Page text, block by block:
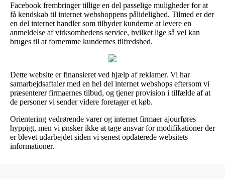
Facebook frembringer tillige en del passelige muligheder for at
få kendskab til internet webshoppens pålidelighed. Tilmed er der
en del internet handler som tilbyder kunderne at levere en
anmeldelse af virksomhedens service, hvilket lige så vel kan
bruges til at fornemme kundernes tilfredshed.
Dette website er finansieret ved hjælp af reklamer. Vi har
samarbejdsaftaler med en hel del internet webshops eftersom vi
præsenterer firmaernes tilbud, og tjener provision i tilfælde af at
de personer vi sender videre foretager et køb.
Orientering vedrørende varer og internet firmaer ajourføres
hyppigt, men vi ønsker ikke at tage ansvar for modifikationer der
er blevet udarbejdet siden vi senest opdaterede websitets
informationer.